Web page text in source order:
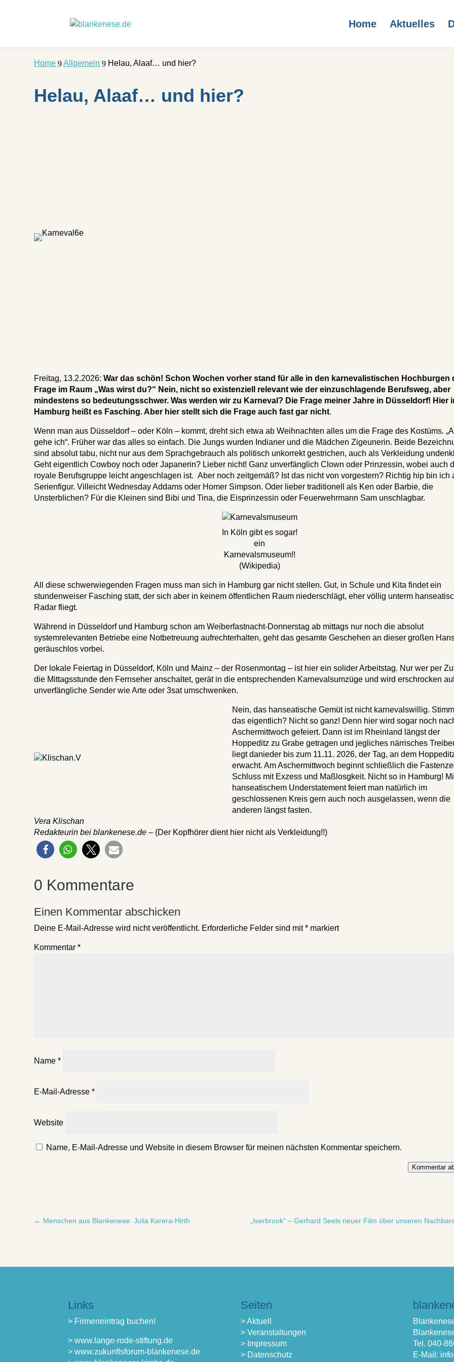
Home Aktuelles
Home 9Allgemein 9 Helau, Alaaf… und hier?
Helau, Alaaf… und hier?
Freitag, 13.2.2026:War das schön! Schon Wochen vorher stand für alle in den karnevalistischen Hochburgen
Frage im Raum „Was wirst du?“ Nein, nicht so existenziell relevant wie der einzuschlagende Berufsweg, aber
mindestens so bedeutungsschwer. Was werden wir zu Karneval? Die Frage meiner Jahre in Düsseldorf! Hier
Hamburg heißt es Fasching. Aber hier stellt sich die Frage auch fast gar nicht.
Wenn man aus Düsseldorf – oder Köln – kommt, dreht sich etwa ab Weihnachten alles um die Frage des Kostüms.
gehe ich“. Früher war das alles so einfach. Die Jungs wurden Indianer und die Mädchen Zigeunerin. Beide
sind absolut tabu, nicht nur aus dem Sprachgebrauch als politisch unkorrekt gestrichen, auch als Verkleidung
Geht eigentlich Cowboy noch oder Japanerin? Lieber nicht! Ganz unverfänglich Clown oder Prinzessin, wobei auch
royale Berufsgruppe leicht angeschlagen ist. Aber noch zeitgemäß? Ist das nicht von vorgestern? Richtig hip bin ich
Serienfigur. Villeicht Wednesday Addams oder Homer Simpson. Oder lieber traditionell als Ken oder Barbie, die
Unsterblichen? Für die Kleinen sind Bibi und Tina, die Eisprinzessin oder Feuerwehrmann Sam unschlagbar.
In Köln gibt es sogar!
ein
Karnevalsmuseum!!
(Wikipedia)
All diese schwerwiegenden Fragen muss man sich in Hamburg gar nicht stellen. Gut, in Schule und Kita findet ein
stundenweiser Fasching statt, der sich aber in keinem öffentlichen Raum niederschlägt, eher völlig unterm
Radar fliegt.
Während in Düsseldorf und Hamburg schon am Weiberfastnacht-Donnerstag ab mittags nur noch die absolut
systemrelevanten Betriebe eine Notbetreuung aufrechterhalten, geht das gesamte Geschehen an dieser großen
geräuschlos vorbei.
Der lokale Feiertag in Düsseldorf, Köln und Mainz – der Rosenmontag – ist hier ein solider Arbeitstag. Nur wer per
die Mittagsstunde den Fernseher anschaltet, gerät in die entsprechenden Karnevalsumzüge und wird erschrocken
unverfängliche Sender wie Arte oder 3sat umschwenken.
Nein, das hanseatische Gemüt ist nicht karnevalswillig.
das eigentlich? Nicht so ganz! Denn hier wird sogar noch
Aschermittwoch gefeiert. Dann ist im Rheinland längst der
Hoppeditz zu Grabe getragen und jegliches närrisches
liegt danieder bis zum 11.11. 2026, der Tag, an dem
erwacht. Am Aschermittwoch beginnt schließlich die
Schluss mit Exzess und Maßlosgkeit. Nicht so in Hamburg!
hanseatischem Understatement feiert man natürlich im
geschlossenen Kreis gern auch noch ausgelassen, wenn die
anderen längst fasten.
Vera Klischan
Redakteurin bei blankenese.de – (Der Kopfhörer dient hier nicht als Verkleidung!!)
0 Kommentare
Einen Kommentar abschicken
Deine E-Mail-Adresse wird nicht veröffentlicht. Erforderliche Felder sind mit* markiert
Kommentar*
Name*
E-Mail-Adresse*
Website
Name, E-Mail-Adresse und Website in diesem Browser für meinen nächsten Kommentar speichern.
Kommentar
← Menschen aus Blankenese: Julia Karera-Hirth „Iserbrook“ – Gerhard Seels neuer Film über unseren
Links
> Firmeneintrag buchen!
> www.lange-rode-stiftung.de
> www.zukunftsforum-blankenese.de
Seiten
> Aktuell
> Veranstaltungen
> Impressum
> Datenschutz
Tel. 040-
E-Mail: